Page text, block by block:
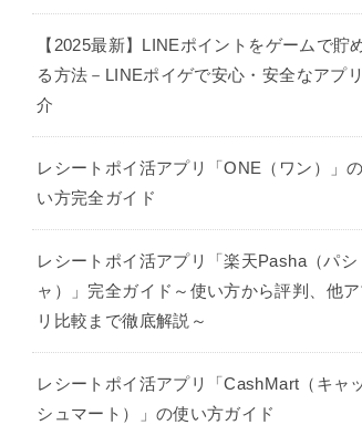
【2025最新】LINEポイントをゲームで貯
る方法－LINEポイゲで安心・安全なアプ
介
レシートポイ活アプリ「ONE（ワン）」
い方完全ガイド
レシートポイ活アプリ「楽天Pasha（パシ
ャ）」完全ガイド～使い方から評判、他
リ比較まで徹底解説～
レシートポイ活アプリ「CashMart（キャ
シュマート）」の使い方ガイド